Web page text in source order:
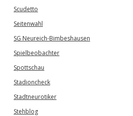
Scudetto
Seitenwahl
SG Neureich-Bimbeshausen
Spielbeobachter
Spottschau
Stadioncheck
Stadtneurotiker
Stehblog